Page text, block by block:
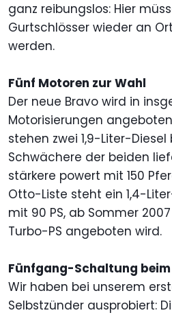
ganz reibungslos: Hier
Gurtschlösser wieder an
werden.
Fünf Motoren zur Wahl
Der neue Bravo wird in
Motorisierungen
stehen zwei 1,9-Liter-Diesel
Schwächere der beiden
stärkere powert mit 150
Otto-Liste steht ein 1,4-
mit 90 PS, ab Sommer
Turbo-PS angeboten wird.
Fünfgang-Schaltung
Wir haben bei unserem
Selbstzünder ausprobiert: